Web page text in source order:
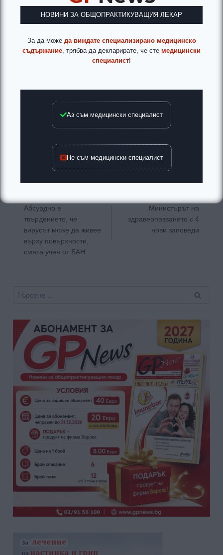
Абсурдно е
твърдението, че
вирусът може да живее
върху повърхности,
смята учен от БАН
Министърът на
здравеопазването с 4
нови заповеди
Търсене
НОВИНИ ЗА ОБЩОПРАКТИКУВАЩИЯ ЛЕКАР
За да може да виждате специализирано медицинско
съдържание , трябва да декларирате, че сте медицински
специалист!
Аз съм медицински специалист
Не съм медицински специалист